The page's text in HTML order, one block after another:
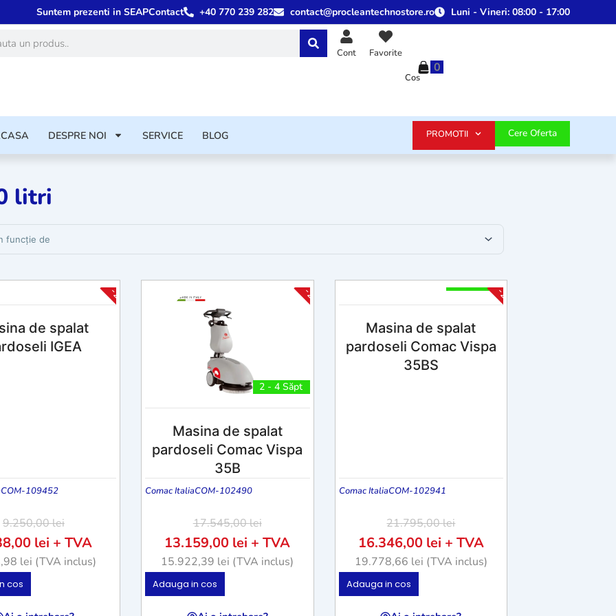
+40 770 239 282 contact@procleantechnostore.ro Luni - Vineri:08:00 - 17:00
Suntem prezenti in SEAPContact
Cont Favorite
0
Cos
DESPRE NOI SERVICE BLOG Cere Oferta
PROMOTII
litri
-25%
de spalat
IGEA
COM-109452
9.250,00lei
lei + TVA
lei (TVA inclus)
cos
2 - 4 Săpt
-25%
Masina de spalat
pardoseli Comac Vispa
35B
Comac ItaliaCOM-102490
17.545,00lei
13.159,00 lei + TVA
15.922,39 lei (TVA inclus)
Adauga in cos
2 - 4 Săpt
-25%
Masina de spalat
pardoseli Comac Vispa
35BS
Comac ItaliaCOM-102941
21.795,00lei
16.346,00 lei + TVA
19.778,66 lei (TVA inclus)
Adauga in cos